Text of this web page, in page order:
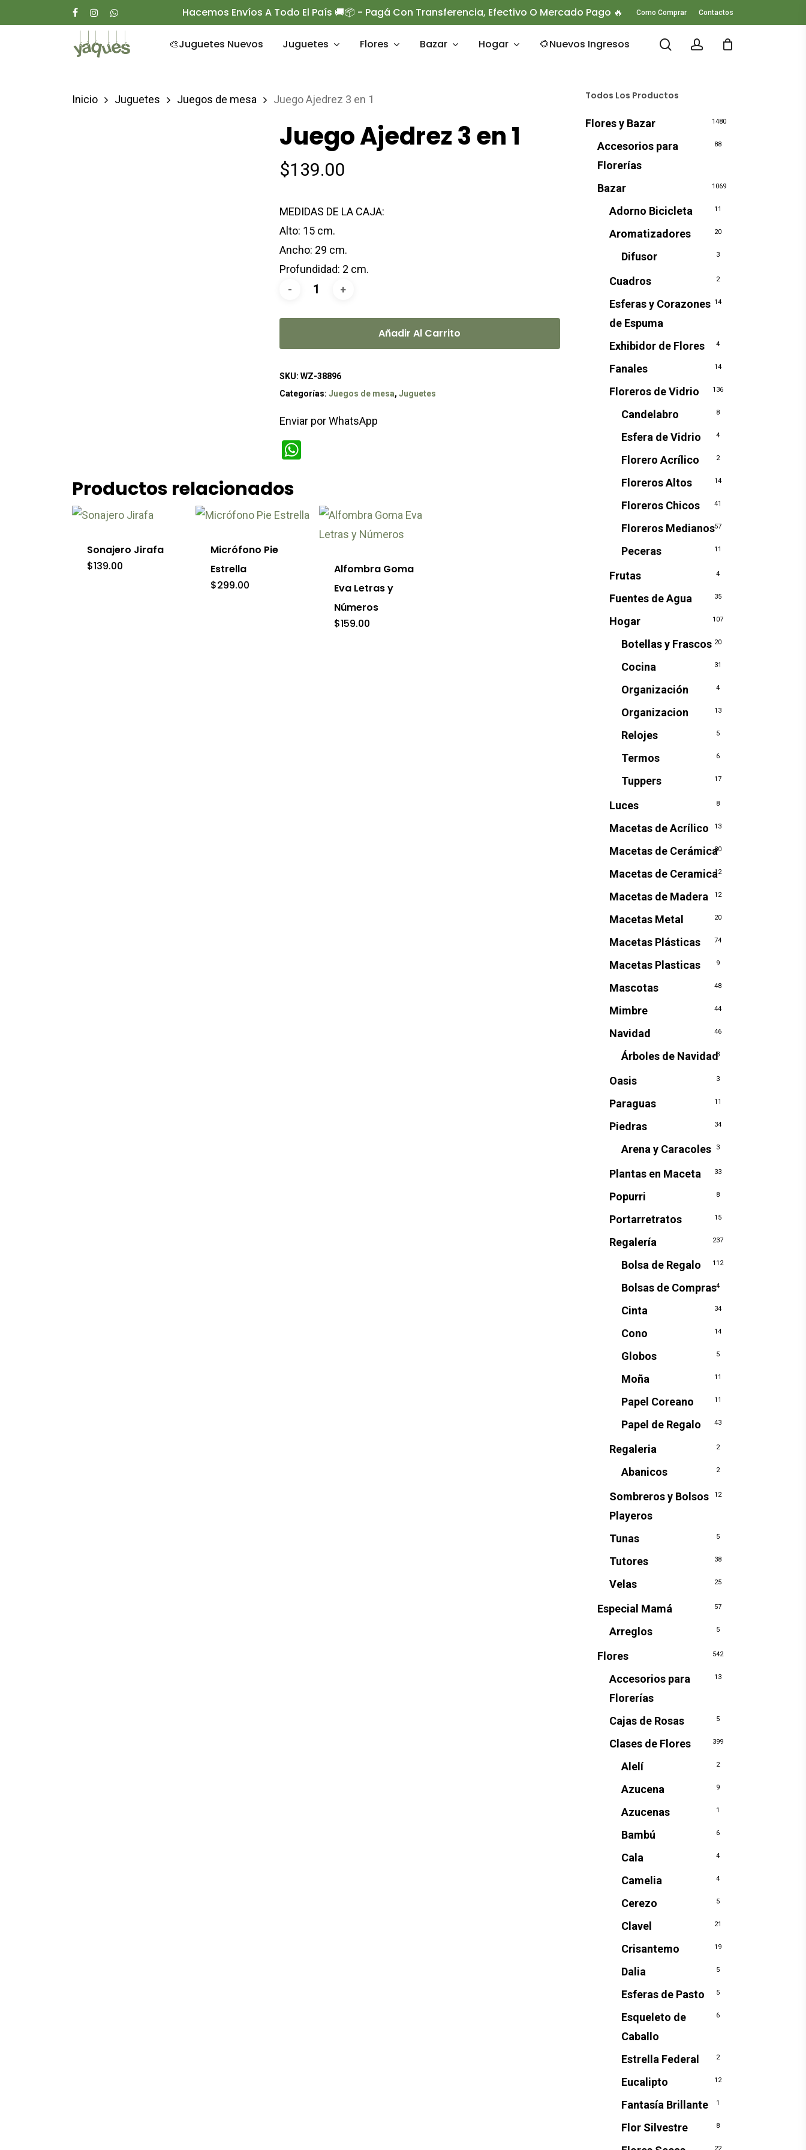
to
Hacemos Envíos A Todo El País 🚚📦 - Pagá Con Transferencia, Efectivo O Mercado Pago 🔥 Como Comprar Contactos
Presione enter para buscar o ESC para cerrar
🎨Juguetes Nuevos Juguetes Flores Bazar Hogar 🌻Nuevos Ingresos searchaccount
Inicio Juguetes Juegos de mesa Juego Ajedrez 3 en 1
Juego Ajedrez 3 en 1
$139.00
MEDIDAS DE LA CAJA:
Alto: 15 cm.
Ancho: 29 cm.
Profundidad: 2 cm.
Añadir Al Carrito
SKU: WZ-38896
Categorías: Juegos de mesa, Juguetes
Enviar por WhatsApp
WhatsApp
Productos relacionados
Sonajero Jirafa
$139.00
Micrófono Pie
Estrella
$299.00
Alfombra Goma
Eva Letras y
Números
$159.00
Todos Los Productos
Flores y Bazar 1480
Accesorios para
Florerías
88
Bazar 1069
Adorno Bicicleta 11
Aromatizadores 20
Difusor 3
Cuadros 2
Esferas y Corazones
de Espuma
14
Exhibidor de Flores 4
Fanales 14
Floreros de Vidrio 136
Candelabro 8
Esfera de Vidrio 4
Florero Acrílico 2
Floreros Altos 14
Floreros Chicos 41
Floreros Medianos57
Peceras 11
Frutas 4
Fuentes de Agua 35
Hogar 107
Botellas y Frascos 20
Cocina 31
Organización 4
Organizacion 13
Relojes 5
Termos 6
Tuppers 17
Luces 8
Macetas de Acrílico 13
Macetas de Cerámica80
Macetas de Ceramica12
Macetas de Madera 12
Macetas Metal 20
Macetas Plásticas 74
Macetas Plasticas 9
Mascotas 48
Mimbre 44
Navidad 46
Árboles de Navidad3
Oasis 3
Paraguas 11
Piedras 34
Arena y Caracoles 3
Plantas en Maceta 33
Popurri 8
Portarretratos 15
Regalería 237
Bolsa de Regalo 112
Bolsas de Compras4
Cinta 34
Cono 14
Globos 5
Moña 11
Papel Coreano 11
Papel de Regalo 43
Regaleria 2
Abanicos 2
Sombreros y Bolsos
Playeros
12
Tunas 5
Tutores 38
Velas 25
Especial Mamá 57
Arreglos 5
Flores 542
Accesorios para
Florerías
13
Cajas de Rosas 5
Clases de Flores 399
Alelí 2
Azucena 9
Azucenas 1
Bambú 6
Cala 4
Camelia 4
Cerezo 5
Clavel 21
Crisantemo 19
Dalia 5
Esferas de Pasto 5
Esqueleto de
Caballo
6
Estrella Federal 2
Eucalipto 12
Fantasía Brillante 1
Flor Silvestre 8